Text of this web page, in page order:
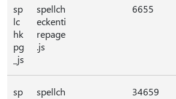
sp
lc
hk
pg
_js
spellch
eckenti
repage
.js
6655
sp
spellch
34659